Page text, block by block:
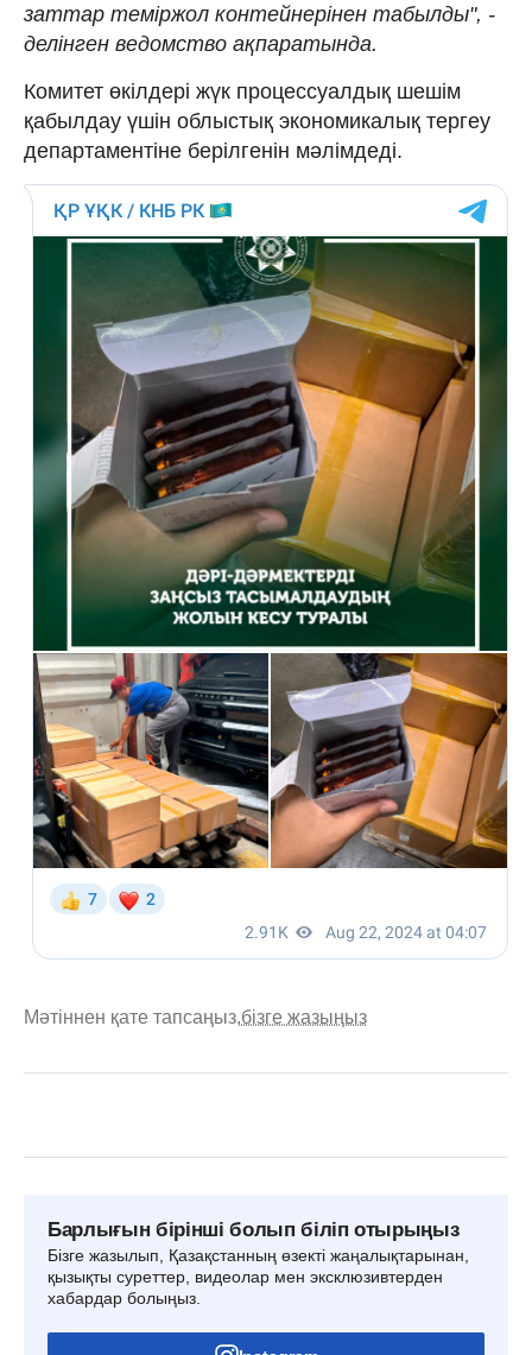
заттар теміржол контейнерінен табылды", -
делінген ведомство ақпаратында.
Комитет өкілдері жүк процессуалдық шешім
қабылдау үшін облыстық экономикалық тергеу
департаментіне берілгенін мәлімдеді.
Мәтіннен қате тапсаңыз,бізге жазыңыз
Барлығын бірінші болып біліп отырыңыз
Бізге жазылып, Қазақстанның өзекті жаңалықтарынан,
қызықты суреттер, видеолар мен эксклюзивтерден
хабардар болыңыз.